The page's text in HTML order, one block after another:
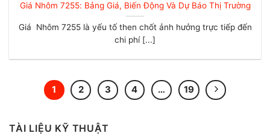
Giá Nhôm 7255: Bảng Giá, Biến Động Và Dự Báo Thị Trường
Giá Nhôm 7255 là yếu tố then chốt ảnh hưởng trực tiếp đến
chi phí [...]
1 2 3 4 … 19
TÀI LIỆU KỸ THUẬT